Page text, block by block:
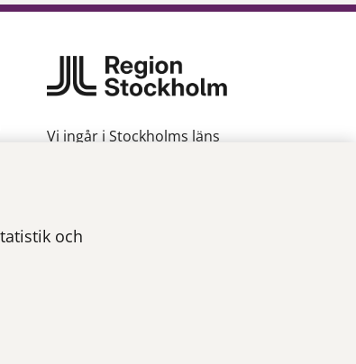
och
Vi ingår i Stockholms läns
Om webbplatsen